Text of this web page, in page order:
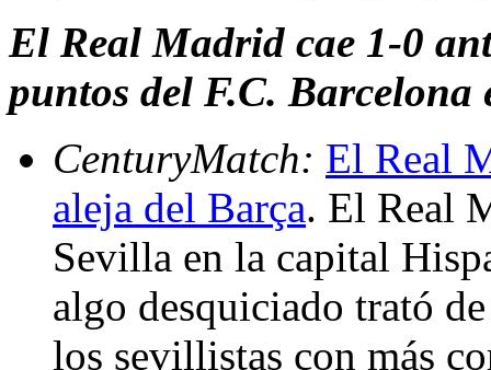
El Real Madrid cae 1-0
puntos del F.C.
CenturyMatch: El Real
aleja del Barça. El Real
Sevilla en la capital
algo desquiciado trató
los sevillistas con más